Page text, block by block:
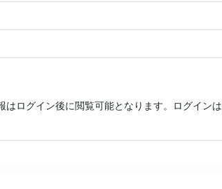
ログイン後に閲覧可能となります。ログインは